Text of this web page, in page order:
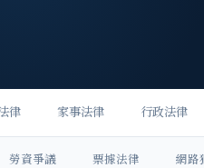
律 家事法律 行政法律
勞資爭議 票據法律 網路